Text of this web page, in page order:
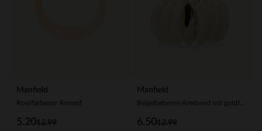
Manfield
Roséfarbener Armreif
12.99
5.20
Manfield
12.99
6.50